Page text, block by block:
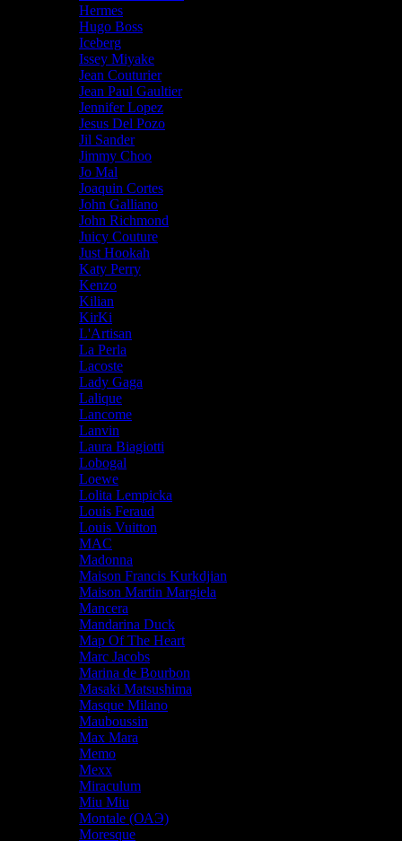
Hermes
Hugo Boss
Iceberg
Issey Miyake
Jean Couturier
Jean Paul Gaultier
Jennifer Lopez
Jesus Del Pozo
Jil Sander
Jimmy Choo
Jo Mal
Joaquin Cortes
John Galliano
John Richmond
Juicy Couture
Just Hookah
Katy Perry
Kenzo
Kilian
KirKi
L'Artisan
La Perla
Lacoste
Lady Gaga
Lalique
Lancome
Lanvin
Laura Biagiotti
Lobogal
Loewe
Lolita Lempicka
Louis Feraud
Louis Vuitton
MAC
Madonna
Maison Francis Kurkdjian
Maison Martin Margiela
Mancera
Mandarina Duck
Map Of The Heart
Marc Jacobs
Marina de Bourbon
Masaki Matsushima
Masque Milano
Mauboussin
Max Mara
Memo
Mexx
Miraculum
Miu Miu
Montale (ОАЭ)
Moresque